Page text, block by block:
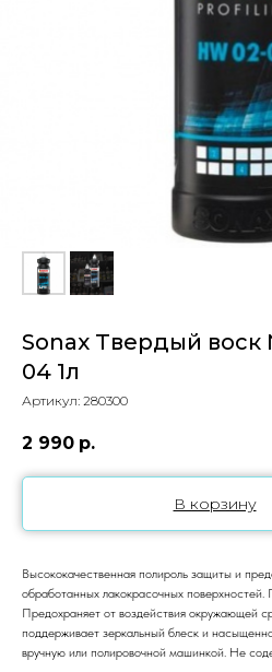
Sonax Твердый воск
04 1л
Артикул: 280300
2 990 р.
В корзину
Высококачественная полироль защиты и
обработанных лакокрасочных
Предохраняет от воздействия окружающей
поддерживает зеркальный блеск и
вручную или полировочной машинкой. Не